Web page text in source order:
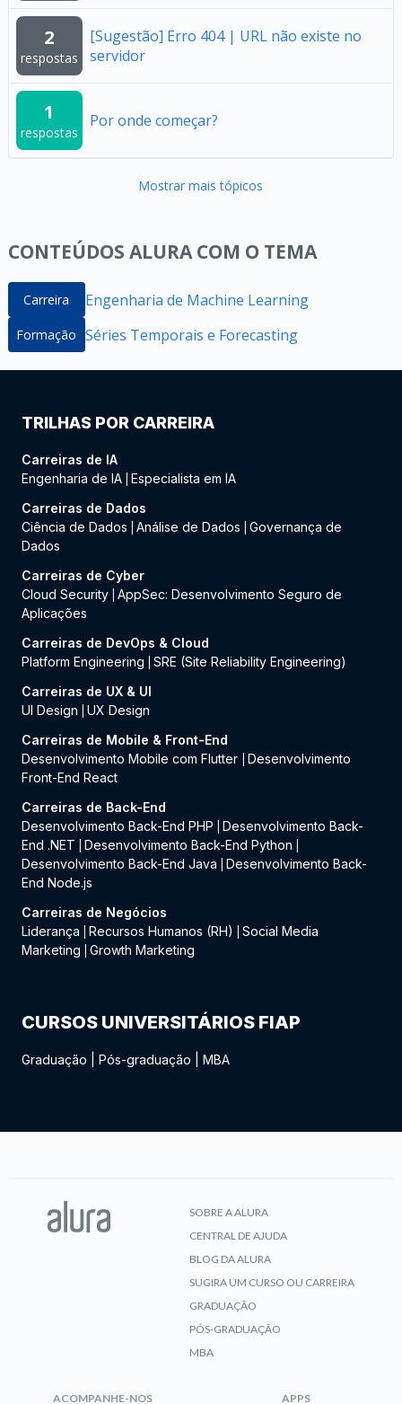
2
respostas
[Sugestão] Erro 404 | URL não existe no
servidor
1
respostas
Por onde começar?
Mostrar mais tópicos
CONTEÚDOS ALURA COM O TEMA
Carreira Engenharia de Machine Learning
Formação Séries Temporais e Forecasting
TRILHAS POR CARREIRA
Carreiras de IA
Engenharia de IA Especialista em IA
Carreiras de Dados
Ciência de Dados
Análise de Dados
Governança de
Dados
Carreiras de Cyber
Cloud Security AppSec: Desenvolvimento Seguro de
Aplicações
Carreiras de DevOps & Cloud
Platform Engineering
SRE (Site Reliability Engineering)
Carreiras de UX & UI
UI Design
UX Design
Carreiras de Mobile & Front-End
Desenvolvimento Mobile com Flutter
Desenvolvimento
Front-End React
Carreiras de Back-End
Desenvolvimento Back-End PHP
Desenvolvimento Back-
End .NET
Desenvolvimento Back-End Python
Desenvolvimento Back-End Java
Desenvolvimento Back-
End Node.js
Carreiras de Negócios
Liderança
Recursos Humanos (RH)
Social Media
Marketing
Growth Marketing
CURSOS UNIVERSITÁRIOS FIAP
Graduação Pós-graduação MBA
SOBRE A ALURA
CENTRAL DE AJUDA
BLOG DA ALURA
SUGIRA UM CURSO OU CARREIRA
GRADUAÇÃO
PÓS-GRADUAÇÃO
MBA
ACOMPANHE-NOS APPS